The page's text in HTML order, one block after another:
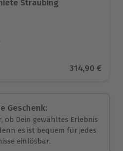
Straubing
Aktueller
314,90 €
Geschenk:
ob Dein gewähltes Erlebnis
es ist bequem für jedes
einlösbar.